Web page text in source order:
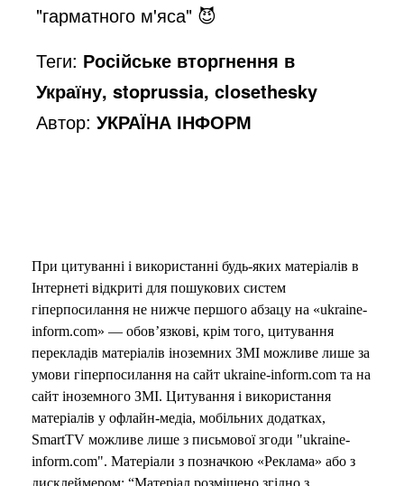
"гарматного м'яса" 😈
Теги: Російське вторгнення в
Україну, stoprussia, closethesky
Автор:УКРАЇНА ІНФОРМ
При цитуванні і використанні будь-яких матеріалів в
Інтернеті відкриті для пошукових систем
гіперпосилання не нижче першого абзацу на «ukraine-
inform.com» — обов’язкові, крім того, цитування
перекладів матеріалів іноземних ЗМІ можливе лише за
умови гіперпосилання на сайт ukraine-inform.com та на
сайт іноземного ЗМІ. Цитування і використання
матеріалів у офлайн-медіа, мобільних додатках,
SmartTV можливе лише з письмової згоди "ukraine-
inform.com". Матеріали з позначкою «Реклама» або з
дисклеймером: “Матеріал розміщено згідно з